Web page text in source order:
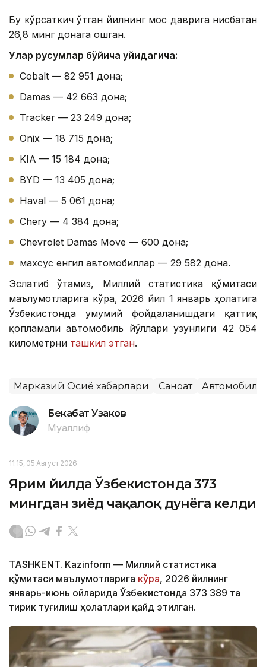
Бу кўрсаткич ўтган йилнинг мос даврига нисбатан
26,8 минг донага ошган.
Улар русумлар бўйича қуйидагича:
Cobalt — 82 951 дона;
Damas — 42 663 дона;
Tracker — 23 249 дона;
Onix — 18 715 дона;
KIA — 15 184 дона;
BYD — 13 405 дона;
Haval — 5 061 дона;
Chery — 4 384 дона;
Chevrolet Damas Move — 600 дона;
махсус енгил автомобиллар — 29 582 дона.
Эслатиб ўтамиз, Миллий статистика қўмитаси
маълумотларига кўра, 2026 йил 1 январь ҳолатига
Ўзбекистонда умумий фойдаланишдаги қаттиқ
қопламали автомобиль йўллари узунлиги 42 054
километрни ташкил этган.
Марказий Осиё хабарлари Саноат
Бекабат Узаков
Муаллиф
11:15, 05 Август 2026
Ярим йилда Ўзбекистонда 373
мингдан зиёд чақалоқ дунёга келди
TASHKENT. Kazinform — Миллий статистика
қўмитаси маълумотларига кўра, 2026 йилнинг
январь-июнь ойларида Ўзбекистонда 373 389 та
тирик туғилиш ҳолатлари қайд этилган.